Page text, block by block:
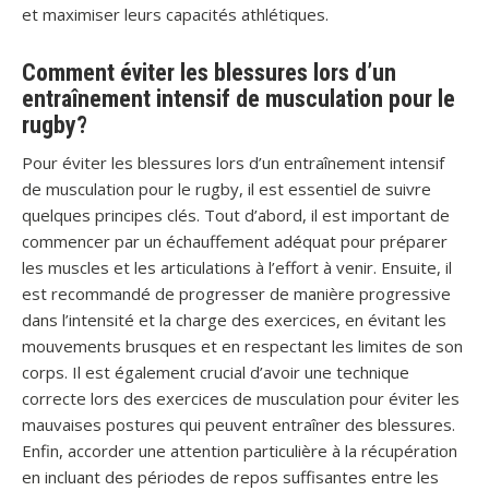
et maximiser leurs capacités athlétiques.
Comment éviter les blessures lors d’un
entraînement intensif de musculation pour le
rugby?
Pour éviter les blessures lors d’un entraînement intensif
de musculation pour le rugby, il est essentiel de suivre
quelques principes clés. Tout d’abord, il est important de
commencer par un échauffement adéquat pour préparer
les muscles et les articulations à l’effort à venir. Ensuite, il
est recommandé de progresser de manière progressive
dans l’intensité et la charge des exercices, en évitant les
mouvements brusques et en respectant les limites de son
corps. Il est également crucial d’avoir une technique
correcte lors des exercices de musculation pour éviter les
mauvaises postures qui peuvent entraîner des blessures.
Enfin, accorder une attention particulière à la récupération
en incluant des périodes de repos suffisantes entre les